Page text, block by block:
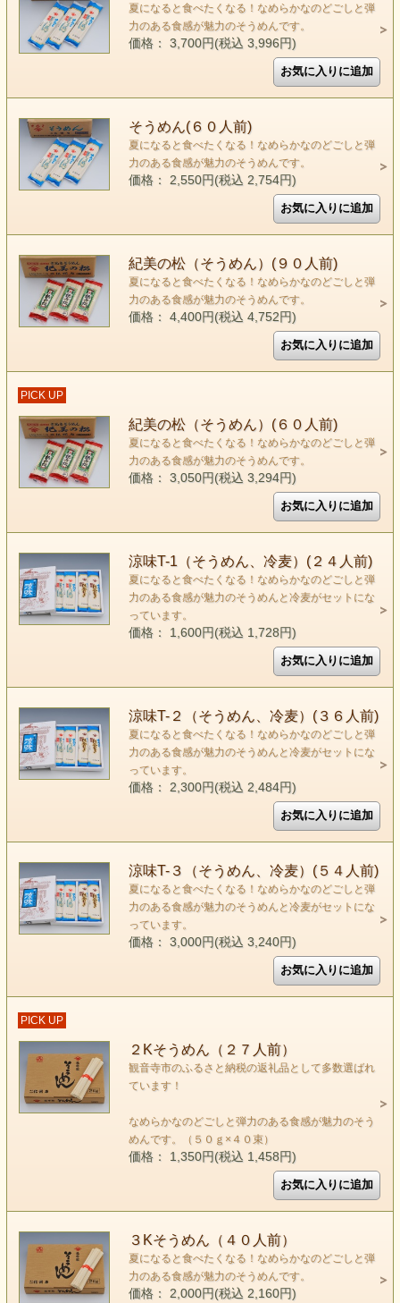
夏になると食べたくなる！なめらかなのどごしと弾
力のある食感が魅力のそうめんです。
価格： 3,700円(税込 3,996円)
そうめん(６０人前)
夏になると食べたくなる！なめらかなのどごしと弾
力のある食感が魅力のそうめんです。
価格： 2,550円(税込 2,754円)
紀美の松（そうめん）(９０人前)
夏になると食べたくなる！なめらかなのどごしと弾
力のある食感が魅力のそうめんです。
価格： 4,400円(税込 4,752円)
PICK UP
紀美の松（そうめん）(６０人前)
夏になると食べたくなる！なめらかなのどごしと弾
力のある食感が魅力のそうめんです。
価格： 3,050円(税込 3,294円)
涼味T-1（そうめん、冷麦）(２４人前)
夏になると食べたくなる！なめらかなのどごしと弾
力のある食感が魅力のそうめんと冷麦がセットにな
っています。
価格： 1,600円(税込 1,728円)
涼味T-２（そうめん、冷麦）(３６人前)
夏になると食べたくなる！なめらかなのどごしと弾
力のある食感が魅力のそうめんと冷麦がセットにな
っています。
価格： 2,300円(税込 2,484円)
涼味T-３（そうめん、冷麦）(５４人前)
夏になると食べたくなる！なめらかなのどごしと弾
力のある食感が魅力のそうめんと冷麦がセットにな
っています。
価格： 3,000円(税込 3,240円)
PICK UP
２Kそうめん（２７人前）
観音寺市のふるさと納税の返礼品として多数選ばれ
ています！
なめらかなのどごしと弾力のある食感が魅力のそう
めんです。（５０ｇ×４０束）
価格： 1,350円(税込 1,458円)
３Kそうめん（４０人前）
夏になると食べたくなる！なめらかなのどごしと弾
力のある食感が魅力のそうめんです。
価格： 2,000円(税込 2,160円)